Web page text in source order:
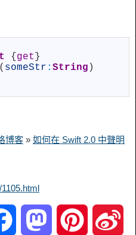
{ get }
( someStr : String )
博客 » 如何在 Swift 2.0 中聲明